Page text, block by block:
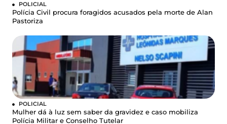
POLICIAL
Polícia Civil procura foragidos acusados pela morte de Alan
Pastoriza
POLICIAL
Mulher dá à luz sem saber da gravidez e caso mobiliza
Polícia Militar e Conselho Tutelar